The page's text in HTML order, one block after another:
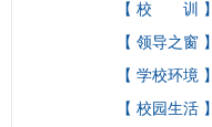
【 校 训 】
【 领导之窗 】
【 学校环境 】
【 校园生活 】